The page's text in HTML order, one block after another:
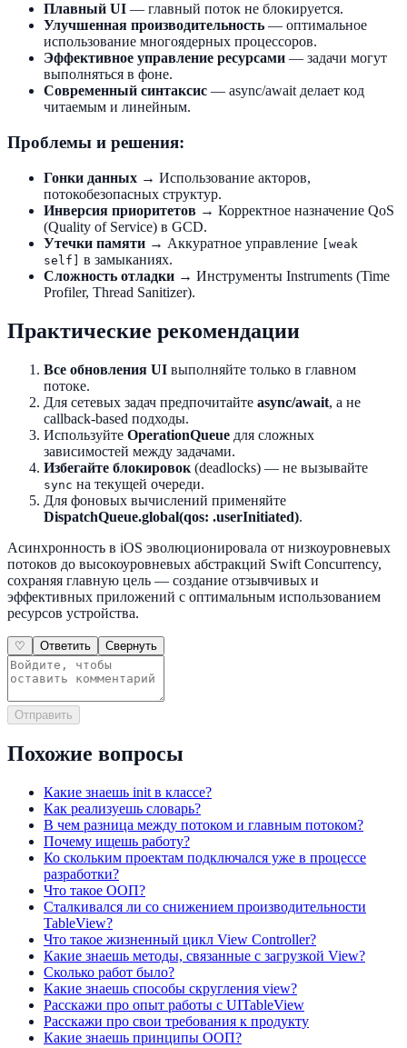
Плавный UI — главный поток не блокируется.
Улучшенная производительность — оптимальное
использование многоядерных процессоров.
Эффективное управление ресурсами — задачи могут
выполняться в фоне.
Современный синтаксис — async/await делает код
читаемым и линейным.
Проблемы и решения:
Гонки данных → Использование акторов,
потокобезопасных структур.
Инверсия приоритетов → Корректное назначение QoS
(Quality of Service) в GCD.
Утечки памяти → Аккуратное управление
[weak
self]
в замыканиях.
Сложность отладки → Инструменты Instruments (Time
Profiler, Thread Sanitizer).
Практические рекомендации
Все обновления UI выполняйте только в главном
потоке.
Для сетевых задач предпочитайте async/await, а не
callback-based подходы.
Используйте OperationQueue для сложных
зависимостей между задачами.
Избегайте блокировок (deadlocks) — не вызывайте
sync на текущей очереди.
Для фоновых вычислений применяйте
DispatchQueue.global(qos: .userInitiated).
Асинхронность в iOS эволюционировала от низкоуровневых
потоков до высокоуровневых абстракций Swift Concurrency,
сохраняя главную цель — создание отзывчивых и
эффективных приложений с оптимальным использованием
ресурсов устройства.
♡ Ответить Свернуть
Отправить
Похожие вопросы
Какие знаешь init в классе?
Как реализуешь словарь?
В чем разница между потоком и главным потоком?
Почему ищешь работу?
Ко скольким проектам подключался уже в процессе
разработки?
Что такое ООП?
Сталкивался ли со снижением производительности
TableView?
Что такое жизненный цикл View Controller?
Какие знаешь методы, связанные с загрузкой View?
Сколько работ было?
Какие знаешь способы скругления view?
Расскажи про опыт работы с UITableView
Расскажи про свои требования к продукту
Какие знаешь принципы ООП?